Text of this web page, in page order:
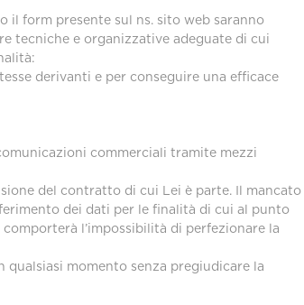
il form presente sul ns. sito web saranno
tecniche e organizzative adeguate di cui
derivanti e per conseguire una efficace
commerciali tramite mezzi
del contratto di cui Lei è parte. Il mancato
dei dati per le finalità di cui al punto
l’impossibilità di perfezionare la
momento senza pregiudicare la